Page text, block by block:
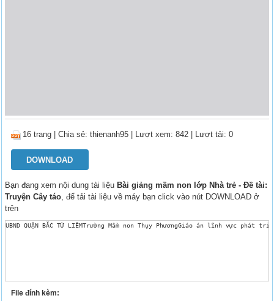
16 trang |Chia sẻ:thienanh95 | Lượt xem: 842 | Lượt tải: 0
DOWNLOAD
Bạn đang xem nội dung tài liệu Bài giảng mầm non lớp Nhà trẻ - Đề tài:
Truyện Cây táo, để tải tài liệu về máy bạn click vào nút DOWNLOAD ở
trên
File đính kèm: